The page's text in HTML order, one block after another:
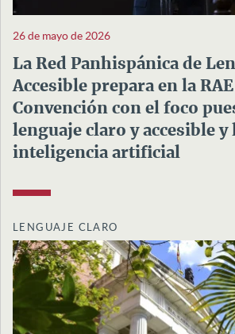
26 de mayo de 2026
La Red Panhispánica de
Accesible prepara en la
Convención con el foco
lenguaje claro y accesible y
inteligencia artificial
LENGUAJE CLARO